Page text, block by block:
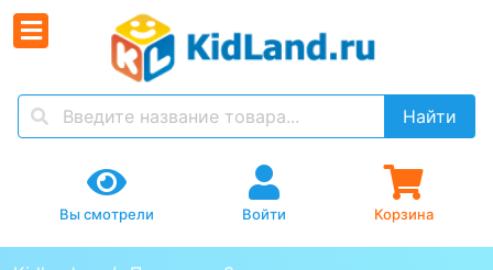
Найти
Вы смотрели Войти Корзина